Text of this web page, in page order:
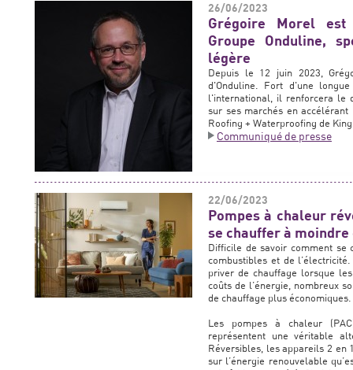
26/06/2023
Grégoire Morel
Groupe Onduline,
légère
Depuis le 12 juin 2023,
d'Onduline. Fort d'une
l'international, il renforcera le
sur ses marchés en
Roofing + Waterproofing de
Communiqué de presse
22/06/2023
Pompes à chaleur
se chauffer à moindre
Difficile de savoir comment se
combustibles et de
priver de chauffage lorsque
coûts de l’énergie, nombreux
de chauffage plus économiques.
Les pompes à chaleur
représentent une véritable
Réversibles, les appareils 2 en
sur l’énergie renouvelable